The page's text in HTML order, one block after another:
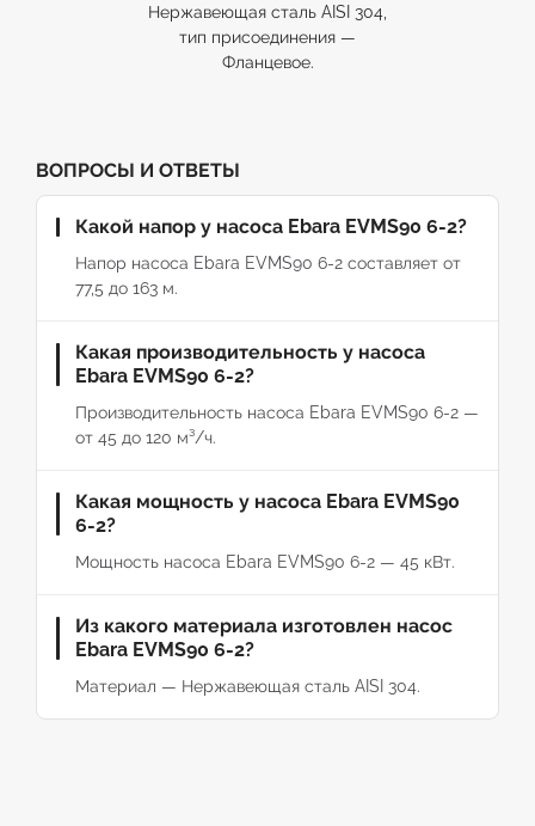
Нержавеющая сталь AISI 304,
тип присоединения —
Фланцевое.
ВОПРОСЫ И ОТВЕТЫ
Какой напор у насоса Ebara EVMS90 6-2?
Напор насоса Ebara EVMS90 6-2 составляет от
77,5 до 163 м.
Какая производительность у насоса
Ebara EVMS90 6-2?
Производительность насоса Ebara EVMS90 6-2 —
от 45 до 120 м³/ч.
Какая мощность у насоса Ebara EVMS90
6-2?
Мощность насоса Ebara EVMS90 6-2 — 45 кВт.
Из какого материала изготовлен насос
Ebara EVMS90 6-2?
Материал — Нержавеющая сталь AISI 304.